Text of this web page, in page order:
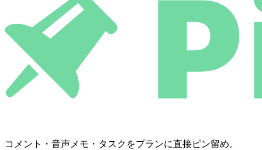
コメント・音声メモ・タスクをプランに直接ピン留め。